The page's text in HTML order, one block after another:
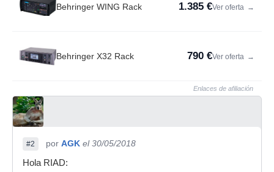
Behringer WING Rack 1.385 €Ver oferta →
Behringer X32 Rack 790 €Ver oferta →
Enlaces de afiliación
#2 por AGK el 30/05/2018
Hola RIAD: